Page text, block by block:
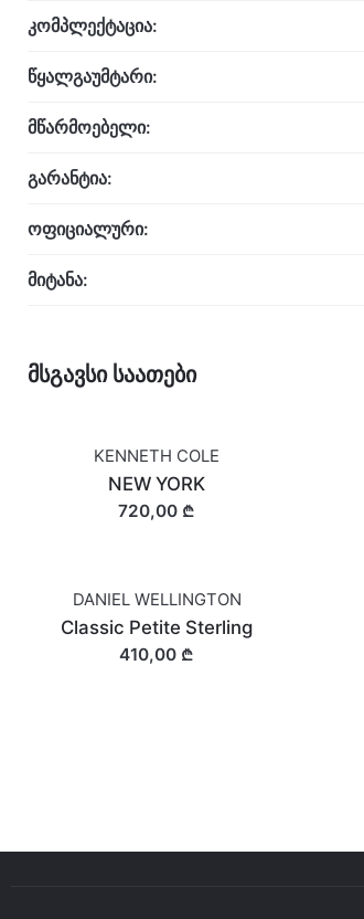
კომპლექტაცია:
წყალგაუმტარი:
მწარმოებელი:
გარანტია:
ოფიციალური:
მიტანა:
მსგავსი საათები
KENNETH COLE
NEW YORK
720,00 ₾
OUT OF STOCK
DANIEL WELLINGTON
Classic Petite Sterling
410,00 ₾